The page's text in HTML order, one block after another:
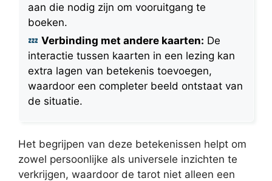
aan die nodig zijn om vooruitgang te
boeken.
Verbinding met andere kaarten: De
interactie tussen kaarten in een lezing kan
extra lagen van betekenis toevoegen,
waardoor een completer beeld ontstaat van
de situatie.
Het begrijpen van deze betekenissen helpt om
zowel persoonlijke als universele inzichten te
verkrijgen, waardoor de tarot niet alleen een